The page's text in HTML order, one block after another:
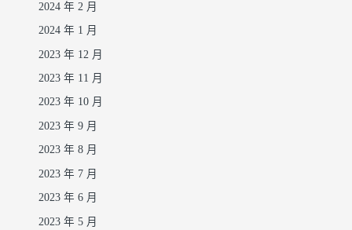
2024 年 2 月
2024 年 1 月
2023 年 12 月
2023 年 11 月
2023 年 10 月
2023 年 9 月
2023 年 8 月
2023 年 7 月
2023 年 6 月
2023 年 5 月